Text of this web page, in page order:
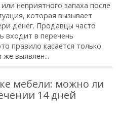
неприятного запаха после
которая вызывает
денег. Продавцы часто
входит в перечень
правило касается только
же выявлен...
мебели: можно ли
14 дней